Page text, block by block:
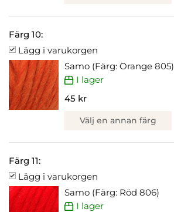
Färg 10:
Lägg i varukorgen
Samo (Färg: Orange 805)
I lager
45 kr
Välj en annan färg
Färg 11:
Lägg i varukorgen
Samo (Färg: Röd 806)
I lager